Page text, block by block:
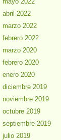
abril 2022
marzo 2022
febrero 2022
marzo 2020
febrero 2020
enero 2020
diciembre 2019
noviembre 2019
octubre 2019
septiembre 2019
julio 2019